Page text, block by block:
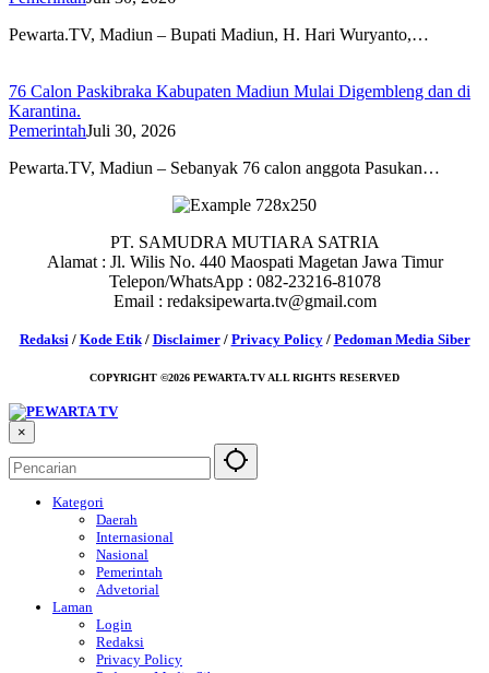
Pewarta.TV, Madiun – Bupati Madiun, H. Hari Wuryanto,…
76 Calon Paskibraka Kabupaten Madiun Mulai Digembleng dan di
Karantina.
PemerintahJuli 30, 2026
Pewarta.TV, Madiun – Sebanyak 76 calon anggota Pasukan…
PT. SAMUDRA MUTIARA SATRIA
Alamat : Jl. Wilis No. 440 Maospati Magetan Jawa Timur
Telepon/WhatsApp : 082-23216-81078
Email : redaksipewarta.tv@gmail.com
Redaksi / Kode Etik/ Disclaimer/ Privacy Policy/ Pedoman Media Siber
COPYRIGHT ©2026 PEWARTA.TV ALL RIGHTS RESERVED
×
Kategori
Daerah
Internasional
Nasional
Pemerintah
Advetorial
Laman
Login
Redaksi
Privacy Policy